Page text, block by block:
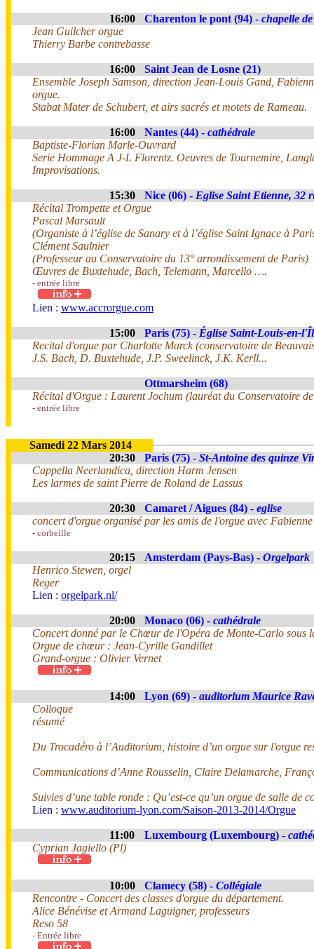
16:00 Charenton le pont (94) - chapelle
Jean Guilcher orgue
Thierry Barbe contrebasse
16:00
Saint Jean de Losne (21)
Ensemble Joseph Samson, direction Jean-Louis Gand,
orgue.
Stabat Mater de Schubert, et airs sacrés et motets de Rameau.
16:00 Nantes (44) - cathédrale
Baptiste-Florian Marle-Ouvrard
Serie Hommage A J-L Florentz. Oeuvres de Tournemire,
Improvisations.
15:30 Nice (06) - Eglise Saint Etienne, 32
Récital Trompette et Orgue
Pascal Marsault
(Organiste à l’église de Sanary et à l’église Saint Ignace à
Clément Saulnier
(Professeur au Conservatoire du 13° arrondissement de Paris)
Œuvres de Buxtehude, Bach, Telemann, Marcello ….
- entrée libre
Lien : www.accrorgue.com
15:00 Paris (75) - Église Saint-Louis-en-
Recital d'orgue par Charlotte Marck (conservatoire de
J.S. Bach, D. Buxtehude, J.P. Sweelinck, J.K. Kerll...
Ottmarsheim (68)
Récital d'Orgue : Laurent Jochum (lauréat du Conservatoire
- entrée libre
Samedi 22 Mars 2014
20:30
Paris (75) - St-Antoine des quinze
Cappella Neerlandica, direction Harm Jensen
Les larmes de saint Pierre de Roland de Lassus
20:30 Camaret / Aigues (84) - eglise
concert d'orgue organisé par les amis de l'orgue avec
- corbeille
20:15 Amsterdam (Pays-Bas) - Orgelpark
Henrico Stewen, orgel
Reger
Lien : orgelpark.nl/
20:00 Monaco (06) - cathédrale
Concert donné par le Chœur de l'Opéra de Monte-Carlo sous
Orgue de chœur : Jean-Cyrille Gandillet
Grand-orgue : Olivier Vernet
14:00 Lyon (69) - auditorium Maurice
Colloque
résumé
Du Trocadéro à l’Auditorium, histoire d’un orgue sur l'orgue
Communications d’Anne Rousselin, Claire Delamarche,
Suivies d’une table ronde : Qu’est-ce qu’un orgue de salle de
Lien : www.auditorium-lyon.com/Saison-2013-2014/Orgue
11:00 Luxembourg (Luxembourg) -
Cyprian Jagiello (Pl)
10:00 Clamecy (58) - Collégiale
Rencontre - Concert des classes d'orgue du département.
Alice Bénévise et Armand Laguigner, professeurs
Reso 58
- Entrée libre